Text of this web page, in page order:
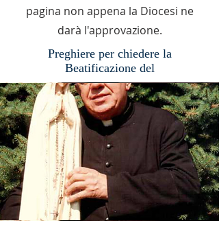
pagina non appena la Diocesi ne
darà l'approvazione.
Preghiere per chiedere la
Beatificazione del